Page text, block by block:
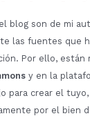
blog son de mi
las fuentes que
Por ello, están
y en la
para crear el
por el bien